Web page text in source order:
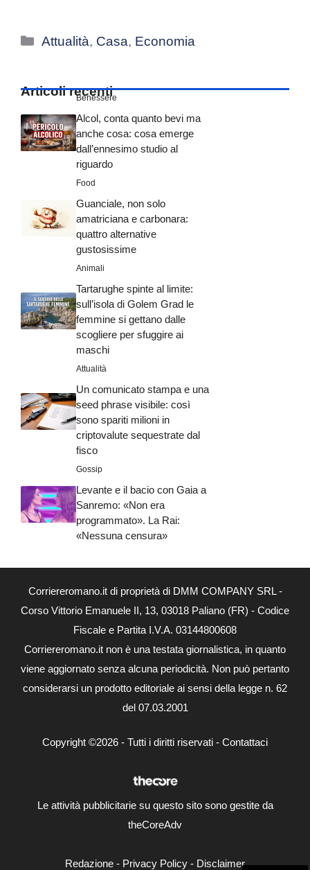
Categorie
Attualità, Casa, Economia
Articoli recenti
Benessere
Alcol, conta quanto bevi ma
anche cosa: cosa emerge
dall’ennesimo studio al
riguardo
Food
Guanciale, non solo
amatriciana e carbonara:
quattro alternative
gustosissime
Animali
Tartarughe spinte al limite:
sull’isola di Golem Grad le
femmine si gettano dalle
scogliere per sfuggire ai
maschi
Attualità
Un comunicato stampa e una
seed phrase visibile: così
sono spariti milioni in
criptovalute sequestrate dal
fisco
Gossip
Levante e il bacio con Gaia a
Sanremo: «Non era
programmato». La Rai:
«Nessuna censura»
Corriereromano.it di proprietà di DMM COMPANY SRL -
Corso Vittorio Emanuele II, 13, 03018 Paliano (FR) - Codice
Fiscale e Partita I.V.A. 03144800608
Corriereromano.it non è una testata giornalistica, in quanto
viene aggiornato senza alcuna periodicità. Non può pertanto
considerarsi un prodotto editoriale ai sensi della legge n. 62
del 07.03.2001
Copyright ©2026 - Tutti i diritti riservati - Contattaci
Le attività pubblicitarie su questo sito sono gestite da
theCoreAdv
Redazione - Privacy Policy - Disclaimer